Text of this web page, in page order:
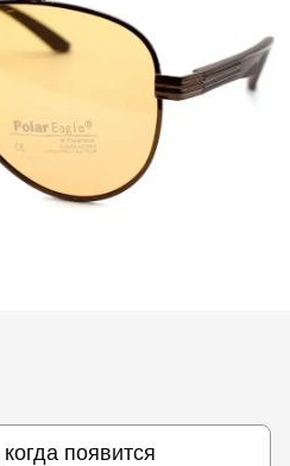
появится